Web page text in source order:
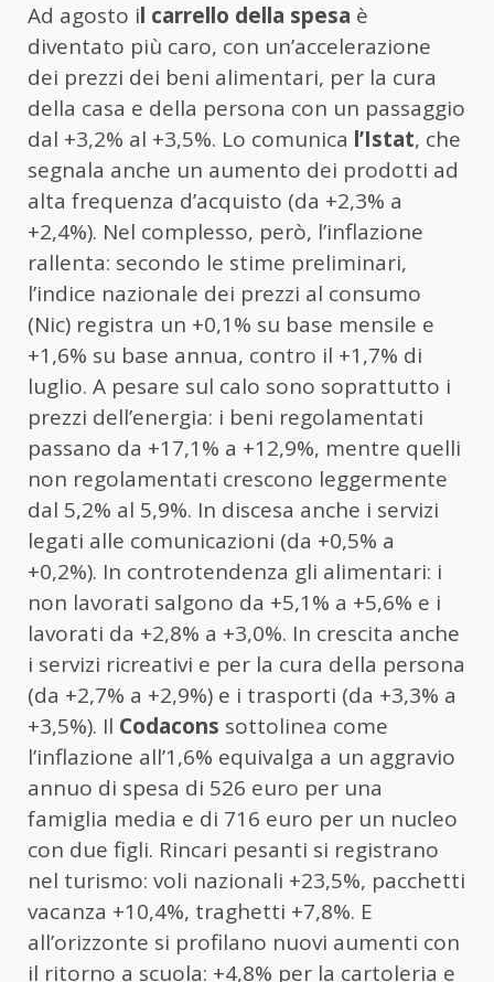
Ad agosto il carrello della spesa è
diventato più caro, con un’accelerazione
dei prezzi dei beni alimentari, per la cura
della casa e della persona con un passaggio
dal +3,2% al +3,5%. Lo comunica l’Istat, che
segnala anche un aumento dei prodotti ad
alta frequenza d’acquisto (da +2,3% a
+2,4%). Nel complesso, però, l’inflazione
rallenta: secondo le stime preliminari,
l’indice nazionale dei prezzi al consumo
(Nic) registra un +0,1% su base mensile e
+1,6% su base annua, contro il +1,7% di
luglio. A pesare sul calo sono soprattutto i
prezzi dell’energia: i beni regolamentati
passano da +17,1% a +12,9%, mentre quelli
non regolamentati crescono leggermente
dal 5,2% al 5,9%. In discesa anche i servizi
legati alle comunicazioni (da +0,5% a
+0,2%). In controtendenza gli alimentari: i
non lavorati salgono da +5,1% a +5,6% e i
lavorati da +2,8% a +3,0%. In crescita anche
i servizi ricreativi e per la cura della persona
(da +2,7% a +2,9%) e i trasporti (da +3,3% a
+3,5%). Il Codacons sottolinea come
l’inflazione all’1,6% equivalga a un aggravio
annuo di spesa di 526 euro per una
famiglia media e di 716 euro per un nucleo
con due figli. Rincari pesanti si registrano
nel turismo: voli nazionali +23,5%, pacchetti
vacanza +10,4%, traghetti +7,8%. E
all’orizzonte si profilano nuovi aumenti con
il ritorno a scuola: +4,8% per la cartoleria e